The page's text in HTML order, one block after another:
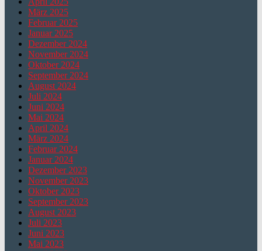
März 2025
Februar 2025
Januar 2025
Dezember 2024
November 2024
Oktober 2024
September 2024
August 2024
Juli 2024
Juni 2024
Mai 2024
April 2024
März 2024
Februar 2024
Januar 2024
Dezember 2023
November 2023
Oktober 2023
September 2023
August 2023
Juli 2023
Juni 2023
Mai 2023